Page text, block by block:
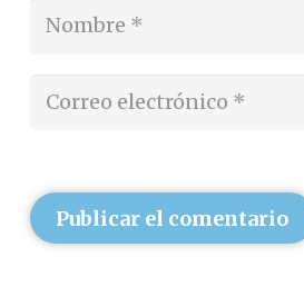
Publicar el comentario